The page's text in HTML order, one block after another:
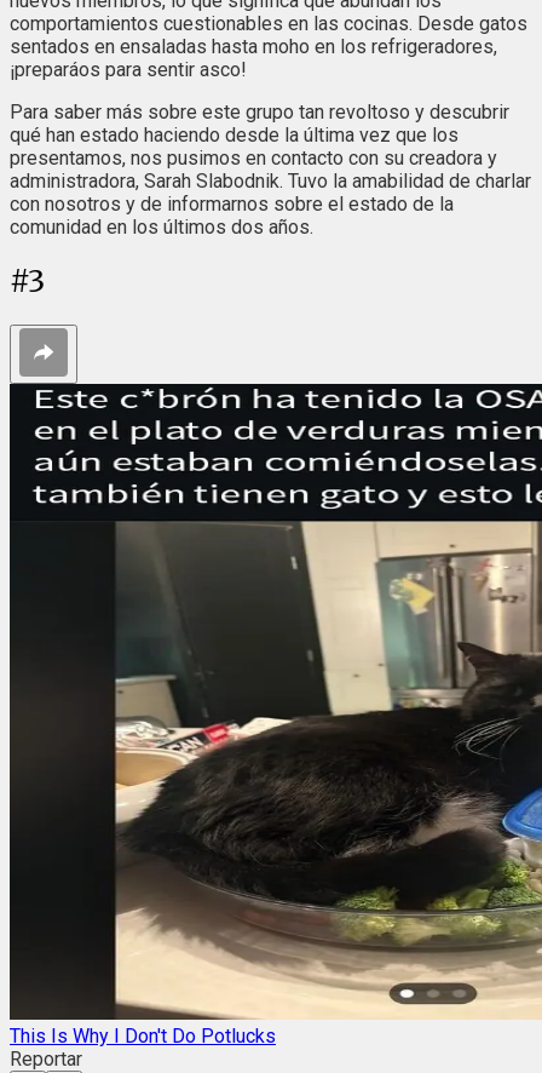
comportamientos cuestionables en las cocinas. Desde gatos
sentados en ensaladas hasta moho en los refrigeradores,
¡preparáos para sentir asco!
Para saber más sobre este grupo tan revoltoso y descubrir
qué han estado haciendo desde la última vez que los
presentamos, nos pusimos en contacto con su creadora y
administradora, Sarah Slabodnik. Tuvo la amabilidad de charlar
con nosotros y de informarnos sobre el estado de la
comunidad en los últimos dos años.
#3
This Is Why I Don't Do Potlucks
Reportar